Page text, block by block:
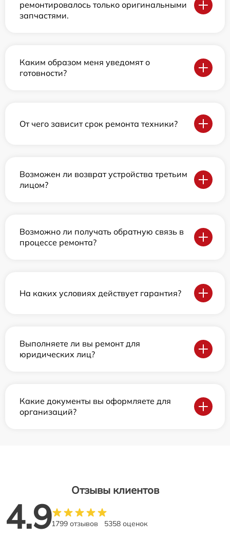
ремонтировалось только оригинальными
запчастями.
Каким образом меня уведомят о
готовности?
От чего зависит срок ремонта техники?
Возможен ли возврат устройства третьим
лицом?
Возможно ли получать обратную связь в
процессе ремонта?
На каких условиях действует гарантия?
Выполняете ли вы ремонт для
юридических лиц?
Какие документы вы оформляете для
организаций?
Отзывы клиентов
4.91799 отзывов 5358 оценок